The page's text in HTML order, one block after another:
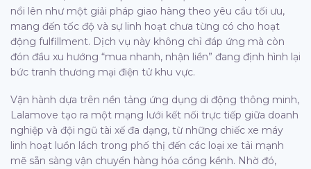
nổi lên như một giải pháp giao hàng theo yêu cầu tối ưu,
mang đến tốc độ và sự linh hoạt chưa từng có cho hoạt
động fulfillment. Dịch vụ này không chỉ đáp ứng mà còn
đón đầu xu hướng “mua nhanh, nhận liền” đang định hình lại
bức tranh thương mại điện tử khu vực.
Vận hành dựa trên nền tảng ứng dụng di động thông minh,
Lalamove tạo ra một mạng lưới kết nối trực tiếp giữa doanh
nghiệp và đội ngũ tài xế đa dạng, từ những chiếc xe máy
linh hoạt luồn lách trong phố thị đến các loại xe tải mạnh
mẽ sẵn sàng vận chuyển hàng hóa cồng kềnh. Nhờ đó,